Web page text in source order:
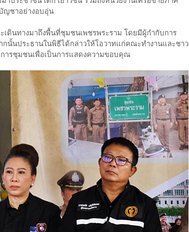
ญชาอย่างอบอุ่น
ดินทางมาถึงพื้นที่ชุมชนเพชรพระราม โดยมีผู้กำกับการ
นั้นประธานในพิธีได้กล่าวให้โอวาทแก่คณะทำงานและชาว
ารชุมชนเพื่อเป็นการแสดงความขอบคุณ